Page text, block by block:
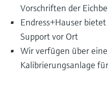
Vorschriften der
Endress+Hauser
Support vor Ort
Wir verfügen über
Kalibrierungsanlage